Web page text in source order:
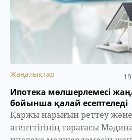
Жаңалықтар
Ипотека мөлшерлемесі
бойынша қалай есептеледі
Қаржы нарығын реттеу
агенттігінің төрағасы